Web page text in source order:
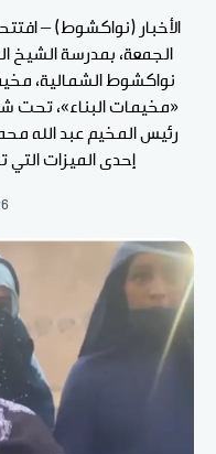
الأخبار (نواكشوط) –
الجمعة، بمدرسة الشيخ
نواكشوط الشمالية،
«مخيمات البناء»، تحت
رئيس المخيم عبد الله
إحدى الميزات